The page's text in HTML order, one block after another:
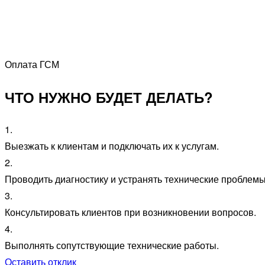
Оплата ГСМ
ЧТО НУЖНО БУДЕТ ДЕЛАТЬ?
1.
Выезжать к клиентам и подключать их к услугам.
2.
Проводить диагностику и устранять технические
3.
Консультировать клиентов при возникновении вопросов.
4.
Выполнять сопутствующие технические работы.
Оставить отклик